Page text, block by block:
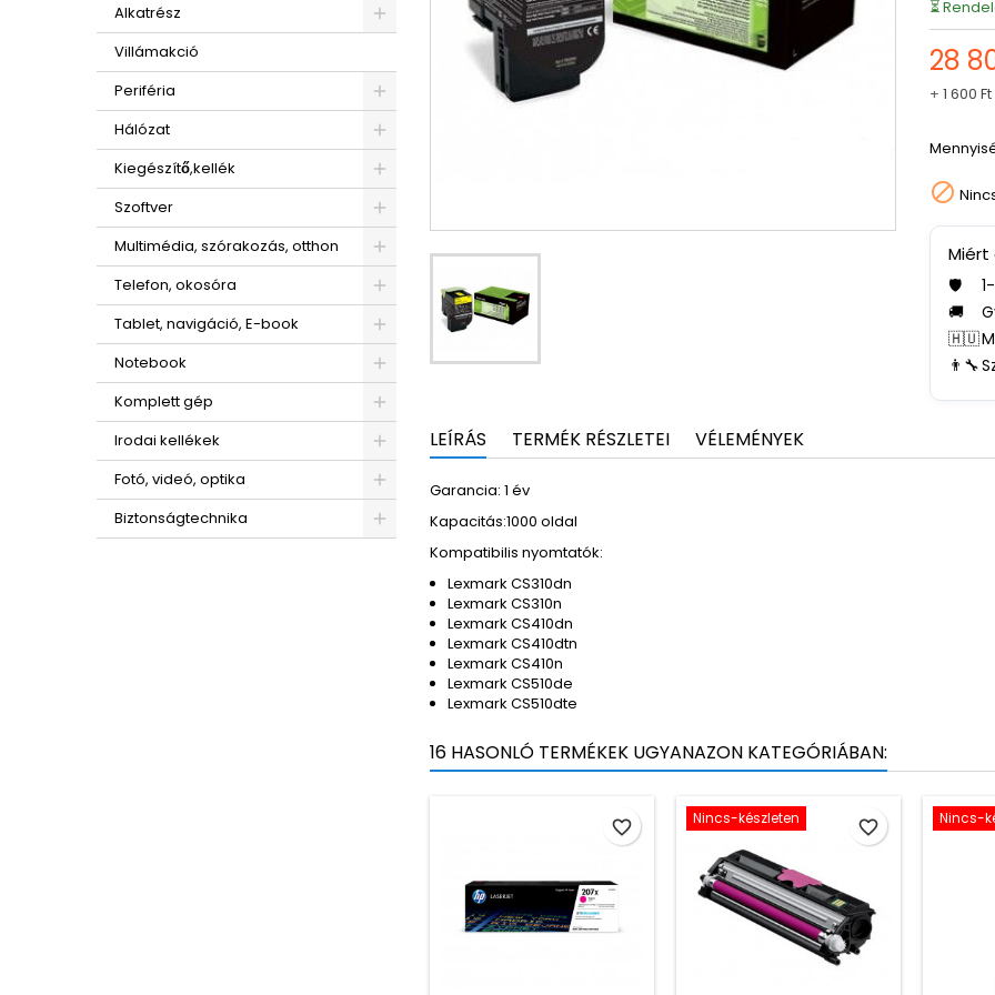
Alkatrész
Villámakció
Periféria
Hálózat
Kiegészítő,kellék
Szoftver
Multimédia, szórakozás, otthon
Telefon, okosóra
Tablet, navigáció, E-book
Notebook
Komplett gép
Irodai kellékek
Fotó, videó, optika
Biztonságtechnika
⏳
28
+ 1 600 Ft

Miért
🛡️
🚚
🇭🇺
👨‍🔧
LEÍRÁS TERMÉK RÉSZLETEI VÉLEMÉNYEK
Garancia: 1 év
Kapacitás:1000 oldal
Kompatibilis nyomtatók:
Lexmark CS310dn
Lexmark CS310n
Lexmark CS410dn
Lexmark CS410dtn
Lexmark CS410n
Lexmark CS510de
Lexmark CS510dte
16 HASONLÓ TERMÉKEK UGYANAZON KATEGÓRIÁBAN:
favorite_border Nincs-készleten favorite_border Nincs-